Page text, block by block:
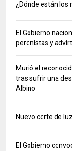
¿Dónde están los
El Gobierno
peronistas y
Murió el
tras sufrir una
Albino
Nuevo corte de
El Gobierno